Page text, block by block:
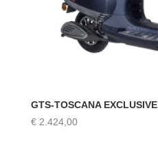
GTS-TOSCANA EXCLUSIVE
€2.424,00